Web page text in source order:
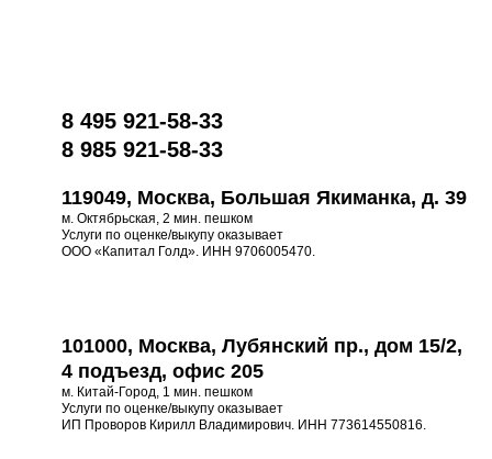
8 495 921-58-33
8 985 921-58-33
119049, Москва, Большая Якиманка, д. 39
м. Октябрьская, 2 мин. пешком
Услуги по оценке/выкупу оказывает
ООО «Капитал Голд». ИНН 9706005470.
101000, Москва, Лубянский пр., дом 15/2,
4 подъезд, офис 205
м. Китай-Город, 1 мин. пешком
Услуги по оценке/выкупу оказывает
ИП Проворов Кирилл Владимирович. ИНН 773614550816.